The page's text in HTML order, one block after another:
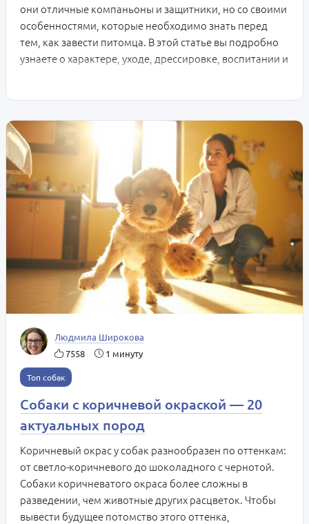
они отличные компаньоны и защитники, но со своими
особенностями, которые необходимо знать перед
тем, как завести питомца. В этой статье вы подробно
узнаете о характере, уходе, дрессировке, воспитании и
Людмила Широкова
7558
1 минуту
Топ собак
Собаки с коричневой окраской — 20
актуальных пород
Коричневый окрас у собак разнообразен по оттенкам:
от светло-коричневого до шоколадного с чернотой.
Собаки коричневатого окраса более сложны в
разведении, чем животные других расцветок. Чтобы
вывести будущее потомство этого оттенка,